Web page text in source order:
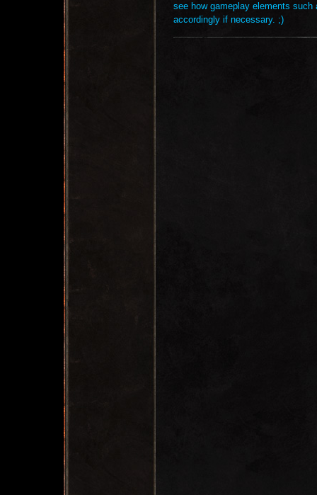
see how gameplay elements
accordingly if necessary. ;)